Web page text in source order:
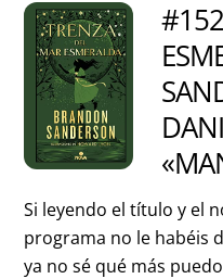
Si leyendo el título y el
programa no le habéis
ya no sé qué más